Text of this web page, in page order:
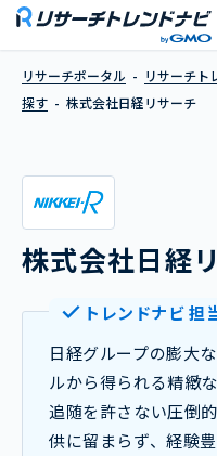
リサーチポータル リサーチト
探す
株式会社日経リサーチ
株式会社日経
トレンドナビ 担
日経グループの膨大
ルから得られる精緻
追随を許さない圧倒
供に留まらず、経験